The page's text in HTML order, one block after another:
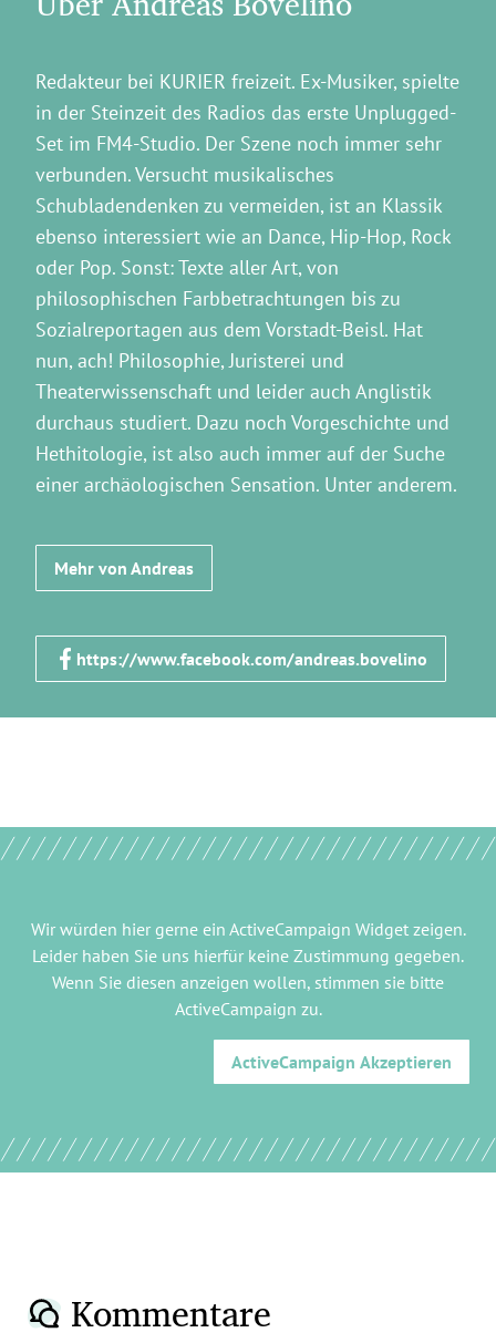
Redakteur bei KURIER freizeit. Ex-Musiker, spielte
in der Steinzeit des Radios das erste Unplugged-
Set im FM4-Studio. Der Szene noch immer sehr
verbunden. Versucht musikalisches
Schubladendenken zu vermeiden, ist an Klassik
ebenso interessiert wie an Dance, Hip-Hop, Rock
oder Pop. Sonst: Texte aller Art, von
philosophischen Farbbetrachtungen bis zu
Sozialreportagen aus dem Vorstadt-Beisl. Hat
nun, ach! Philosophie, Juristerei und
Theaterwissenschaft und leider auch Anglistik
durchaus studiert. Dazu noch Vorgeschichte und
Hethitologie, ist also auch immer auf der Suche
einer archäologischen Sensation. Unter anderem.
Mehr von Andreas
https://www.facebook.com/andreas.bovelino
Wir würden hier gerne ein ActiveCampaign Widgetzeigen.
Leider haben Sie uns hierfür keine Zustimmung gegeben.
Wenn Sie diesen anzeigen wollen, stimmen sie bitte
ActiveCampaign zu.
ActiveCampaign Akzeptieren
Kommentare